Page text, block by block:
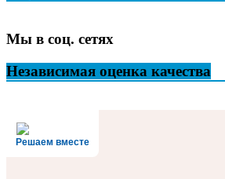
Мы в соц. сетях
Независимая оценка качества
Решаем вместе